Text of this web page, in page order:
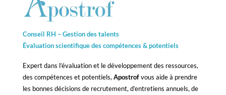
Conseil RH – Gestion des talents
Évaluation scientifique des compétences &potentiels
Expert dans l’évaluation et le développement des ressources,
des compétences et potentiels, Apostrofvous aide à prendre
les bonnes décisions de recrutement, d’entretiens annuels, de